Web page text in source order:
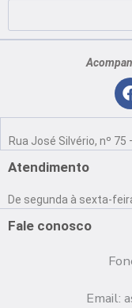
Rua José Silvério, nº
Atendimento
De segunda à sexta-
Fale conosco
Email: